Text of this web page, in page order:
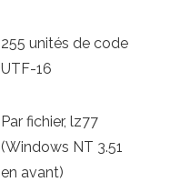
255 unités de code
UTF-16
Par fichier, lz77
(Windows NT 3.51
en avant)